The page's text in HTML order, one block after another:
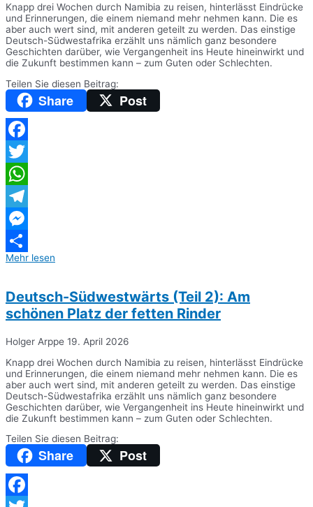
Knapp drei Wochen durch Namibia zu reisen, hinterlässt Eindrücke
und Erinnerungen, die einem niemand mehr nehmen kann. Die es
aber auch wert sind, mit anderen geteilt zu werden. Das einstige
Deutsch-Südwestafrika erzählt uns nämlich ganz besondere
Geschichten darüber, wie Vergangenheit ins Heute hineinwirkt und
die Zukunft bestimmen kann – zum Guten oder Schlechten.
Teilen Sie diesen Beitrag:
Share Post
Facebook
Twitter
WhatsApp
Telegram
Messenger
Teilen
Mehr lesen
Deutsch-Südwestwärts (Teil 2): Am
schönen Platz der fetten Rinder
Holger Arppe 19. April 2026
Knapp drei Wochen durch Namibia zu reisen, hinterlässt Eindrücke
und Erinnerungen, die einem niemand mehr nehmen kann. Die es
aber auch wert sind, mit anderen geteilt zu werden. Das einstige
Deutsch-Südwestafrika erzählt uns nämlich ganz besondere
Geschichten darüber, wie Vergangenheit ins Heute hineinwirkt und
die Zukunft bestimmen kann – zum Guten oder Schlechten.
Teilen Sie diesen Beitrag:
Share Post